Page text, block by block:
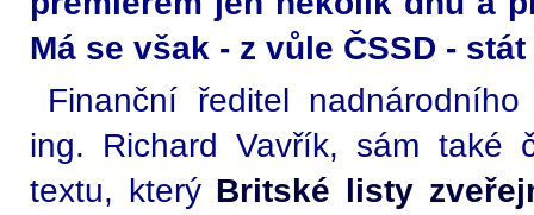
Má se však - z vůle ČSSD -
Finanční ředitel
ing. Richard Vavřík, sám také
textu, který Britské listy